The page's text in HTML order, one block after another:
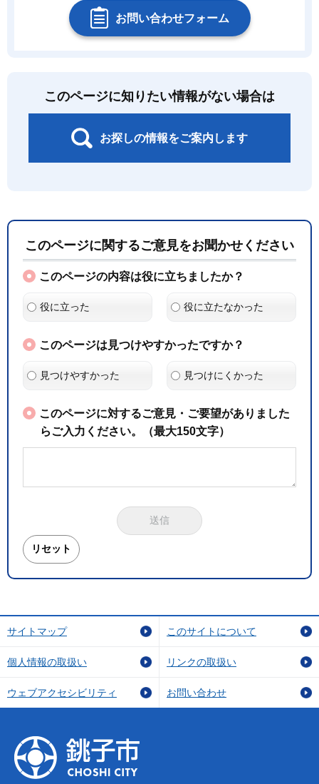
お問い合わせフォーム
このページに知りたい情報がない場合は
お探しの情報をご案内します
このページに関するご意見をお聞かせください
このページの内容は役に立ちましたか？
役に立った 役に立たなかった
このページは見つけやすかったですか？
見つけやすかった 見つけにくかった
このページに対するご意見・ご要望がありました
らご入力ください。（最大150文字）
サイトマップ このサイトについて
個人情報の取扱い リンクの取扱い
ウェブアクセシビリティ お問い合わせ